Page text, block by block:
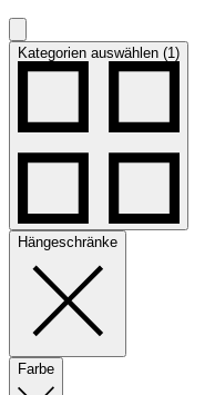
Kategorien auswählen (1)
Hängeschränke
Farbe